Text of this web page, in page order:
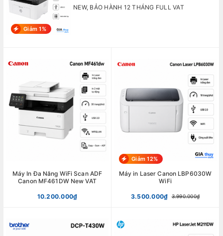
Giảm 1%
NEW, BẢO HÀNH 12 THÁNG FULL VAT
Máy In Đa Năng WiFi Scan ADF
Canon MF461DW New VAT
10.200.000₫
Giảm 12%
Máy in Laser Canon LBP6030W
WiFi
3.500.000₫ 3.990.000₫